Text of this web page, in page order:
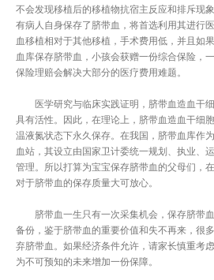
不会发现移植后的移植物抗宿主反应和排斥现
有病人自身保存了脐带血，将首选利用其进行
血移植相对于其他移植，手术费用低，并且如
血库保存脐带血，小孩会获赠一份综合保险，
保险理赔会解决大部分的医疗费用难题。
医学研究与临床实践证明，脐带血造血干
具有活性。因此，在理论上，脐带血造血干
温液氮状态下永久保存。在我国，脐带血库作
血站，其设立由国家卫计委统一规划、执业、
管理。所以打算为宝宝保存脐带血的父母们，
对于脐带血的保存质量大可放心。
脐带血一生只有一次采集机会，保存脐带
备份，鉴于脐带血的重要价值和失不再来，很
弃脐带血。如果经济条件允许，请家长慎重考
为不可预知的未来增加一份保障。